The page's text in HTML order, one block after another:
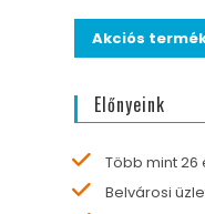
Akciós
Előnyeink
Több mint
Belvárosi